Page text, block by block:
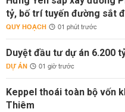
tỷ, bố trí tuyến đường sắt
QUY HOẠCH 01 phút trước
Duyệt đầu tư dự án 6.200
DỰ ÁN 01 giờ trước
Keppel thoái toàn bộ vốn
Thiêm